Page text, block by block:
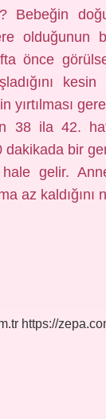
önce
yırtılması
38 ila 42.
bir
gelir.
az kaldığını
https://